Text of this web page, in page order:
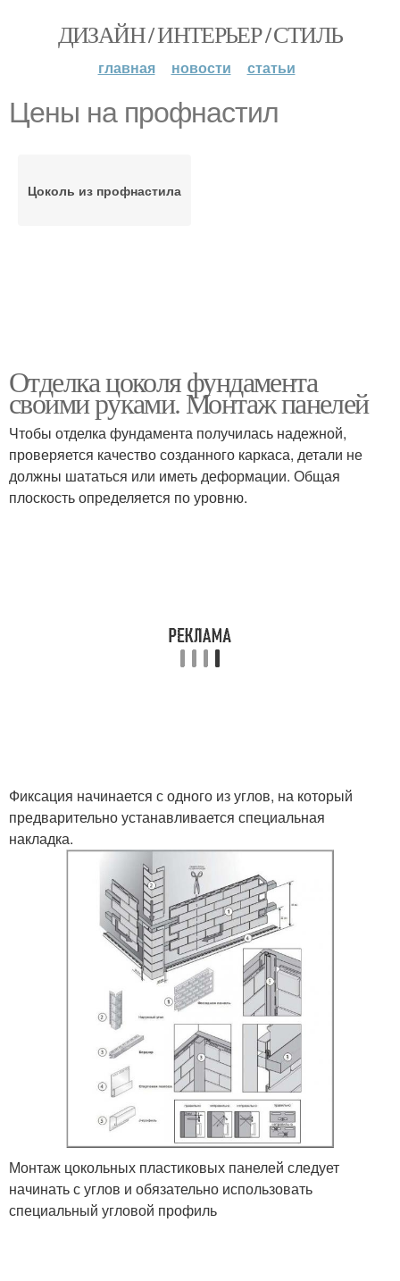
ДИЗАЙН / ИНТЕРЬЕР / СТИЛЬ
главная новости статьи
Цены на профнастил
Цоколь из профнастила
Отделка цоколя фундамента
своими руками. Монтаж панелей
Чтобы отделка фундамента получилась надежной,
проверяется качество созданного каркаса, детали не
должны шататься или иметь деформации. Общая
плоскость определяется по уровню.
Фиксация начинается с одного из углов, на который
предварительно устанавливается специальная
накладка.
Монтаж цокольных пластиковых панелей следует
начинать с углов и обязательно использовать
специальный угловой профиль